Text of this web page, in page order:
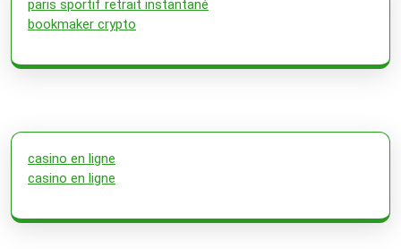
paris sportif retrait instantané
bookmaker crypto
casino en ligne
casino en ligne